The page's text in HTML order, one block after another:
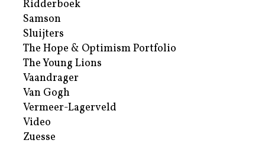
Ridderboek
Samson
Sluijters
The Hope & Optimism Portfolio
The Young Lions
Vaandrager
Van Gogh
Vermeer-Lagerveld
Video
Zuesse